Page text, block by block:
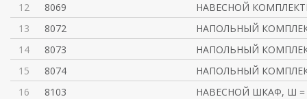
12
8069
НАВЕСНОЙ
13
8072
НАПОЛЬНЫЙ
14
8073
НАПОЛЬНЫЙ
15
8074
НАПОЛЬНЫЙ
16
8103
НАВЕСНОЙ ШКАФ, Ш